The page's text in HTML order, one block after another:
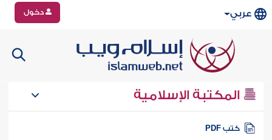
عربي دخول
المكتبة الإسلامية